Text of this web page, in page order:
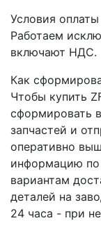
Условия оплаты
Работаем
включают НДС.
Как
Чтобы купить
сформировать
запчастей и
оперативно
информацию по
вариантам
деталей на
24 часа - при